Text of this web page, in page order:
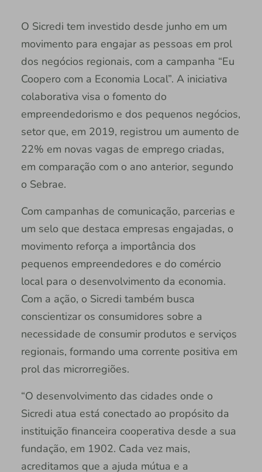
O Sicredi tem investido desde junho em um
movimento para engajar as pessoas em prol
dos negócios regionais, com a campanha “Eu
Coopero com a Economia Local”. A iniciativa
colaborativa visa o fomento do
empreendedorismo e dos pequenos negócios,
setor que, em 2019, registrou um aumento de
22% em novas vagas de emprego criadas,
em comparação com o ano anterior, segundo
o Sebrae.
Com campanhas de comunicação, parcerias e
um selo que destaca empresas engajadas, o
movimento reforça a importância dos
pequenos empreendedores e do comércio
local para o desenvolvimento da economia.
Com a ação, o Sicredi também busca
conscientizar os consumidores sobre a
necessidade de consumir produtos e serviços
regionais, formando uma corrente positiva em
prol das microrregiões.
“O desenvolvimento das cidades onde o
Sicredi atua está conectado ao propósito da
instituição financeira cooperativa desde a sua
fundação, em 1902. Cada vez mais,
acreditamos que a ajuda mútua e a